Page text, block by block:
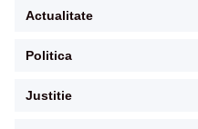
Actualitate
Politica
Justitie